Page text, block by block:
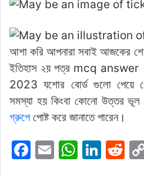
আশা করি আপনারা সবাই আজকের
ইতিহাস ২য় পত্র mcq answer
2023 যশোর বোর্ড গুলো পেয়ে
সমস্যা হয় কিংবা কোনো উত্তর ভূল
গ্রুপেপোষ্ট করে জানাতে পারেন।
F
E
W Li R